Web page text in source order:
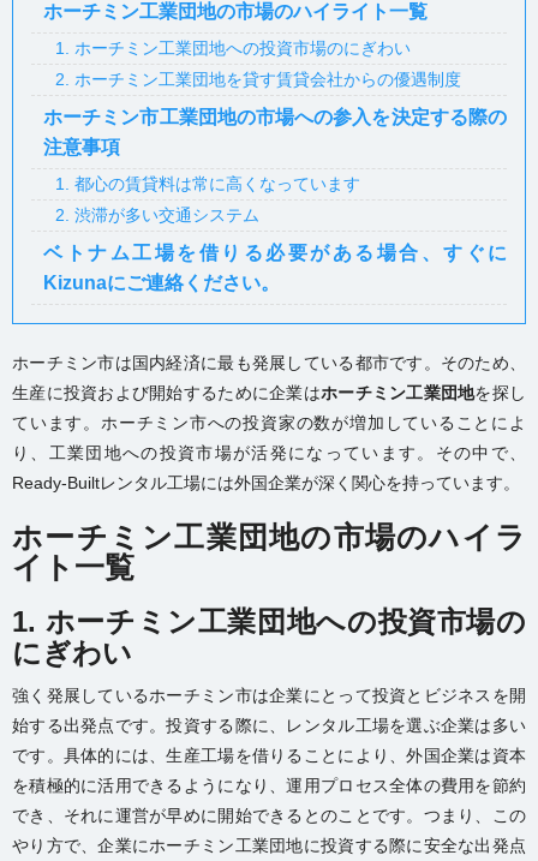
ホーチミン工業団地の市場のハイライト一覧
1. ホーチミン工業団地への投資市場のにぎわい
2. ホーチミン工業団地を貸す賃貸会社からの優遇制度
ホーチミン市工業団地の市場への参入を決定する際の
注意事項
1. 都心の賃貸料は常に高くなっています
2. 渋滞が多い交通システム
ベトナム工場を借りる必要がある場合、すぐに
Kizunaにご連絡ください。
ホーチミン市は国内経済に最も発展している都市です。そのため、
生産に投資および開始するために企業はホーチミン工業団地を探し
ています。ホーチミン市への投資家の数が増加していることによ
り、工業団地への投資市場が活発になっています。その中で、
Ready-Builtレンタル工場には外国企業が深く関心を持っています。
ホーチミン工業団地の市場のハイラ
イト一覧
1. ホーチミン工業団地への投資市場の
にぎわい
強く発展しているホーチミン市は企業にとって投資とビジネスを開
始する出発点です。投資する際に、レンタル工場を選ぶ企業は多い
です。具体的には、生産工場を借りることにより、外国企業は資本
を積極的に活用できるようになり、運用プロセス全体の費用を節約
でき、それに運営が早めに開始できるとのことです。つまり、この
やり方で、企業にホーチミン工業団地に投資する際に安全な出発点